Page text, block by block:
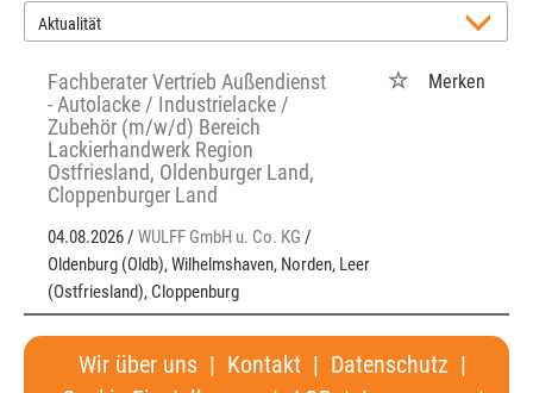
Fachberater Vertrieb Außendienst
- Autolacke / Industrielacke /
Zubehör (m/w/d) Bereich
Lackierhandwerk Region
Ostfriesland, Oldenburger Land,
Cloppenburger Land
04.08.2026 / WULFF GmbH u. Co. KG /
Oldenburg (Oldb), Wilhelmshaven, Norden, Leer
(Ostfriesland), Cloppenburg
Merken
Wir über uns | Kontakt | Datenschutz |